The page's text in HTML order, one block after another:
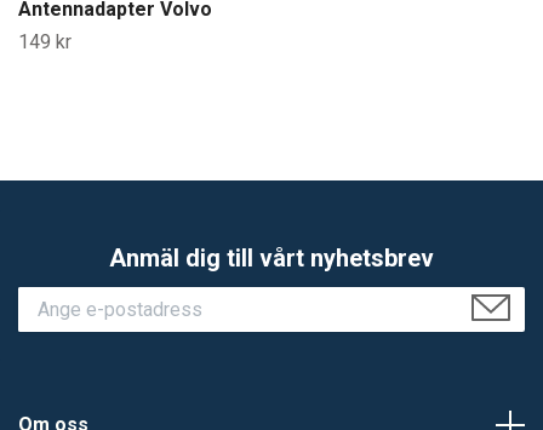
Antennadapter Volvo
149 kr
Anmäl dig till vårt nyhetsbrev
Om oss